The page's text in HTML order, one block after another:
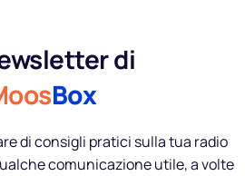
di
Box
di consigli pratici sulla tua radio
comunicazione utile, a volte